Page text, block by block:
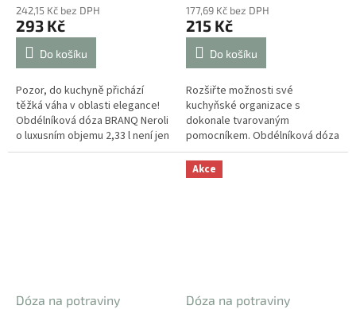
242,15 Kč bez DPH
293 Kč
Do košíku
Pozor, do kuchyně přichází
těžká váha v oblasti elegance!
Obdélníková dóza BRANQ Neroli
o luxusním objemu 2,33 l není jen
obyčejný plastový kelímek – je
177,69 Kč bez DPH
215 Kč
Do košíku
Rozšiřte možnosti své
kuchyňské organizace s
dokonale tvarovaným
pomocníkem. Obdélníková dóza
na potraviny BRANQ Neroli o
objemu 1,0 l kombinuje
nadčasovou estetiku s
Dóza na potraviny
Akce
Dóza na potraviny